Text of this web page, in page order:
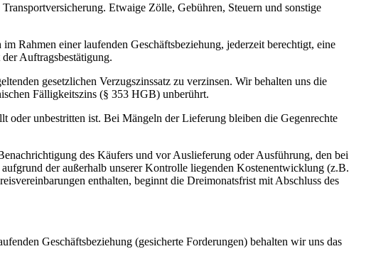
Etwaige Zölle, Gebühren, Steuern und sonstige
Rahmen einer laufenden Geschäftsbeziehung, jederzeit berechtigt, eine
Auftragsbestätigung.
gesetzlichen Verzugszinssatz zu verzinsen. Wir behalten uns die
Fälligkeitszins (§ 353 HGB) unberührt.
oder unbestritten ist. Bei Mängeln der Lieferung bleiben die Gegenrechte
des Käufers und vor Auslieferung oder Ausführung, den bei
der außerhalb unserer Kontrolle liegenden Kostenentwicklung (z.B.
enthalten, beginnt die Dreimonatsfrist mit Abschluss des
Geschäftsbeziehung (gesicherte Forderungen) behalten wir uns das